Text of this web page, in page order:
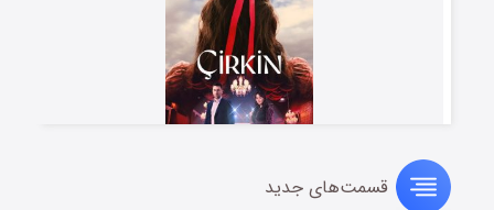
سریال زشتقسمت‌های جدید